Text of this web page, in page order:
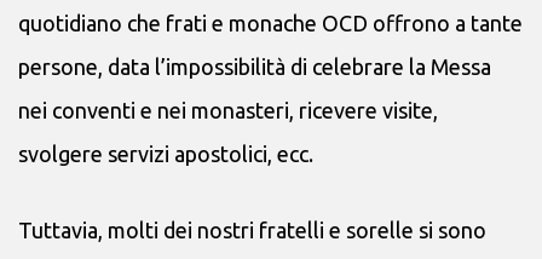
quotidiano che frati e monache OCD offrono a tante
persone, data l’impossibilità di celebrare la Messa
nei conventi e nei monasteri, ricevere visite,
svolgere servizi apostolici, ecc.
Tuttavia, molti dei nostri fratelli e sorelle si sono